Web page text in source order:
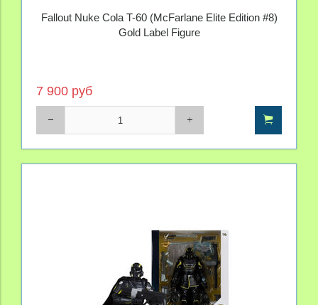
Fallout Nuke Cola T-60 (McFarlane Elite Edition #8)
Gold Label Figure
7 900 руб